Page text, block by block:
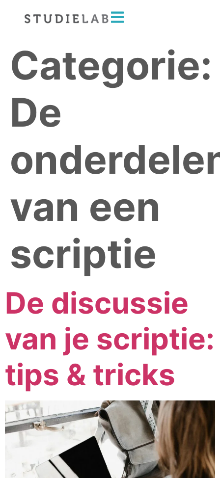
Categorie:
De
van een
scriptie
De discussie
van je scriptie:
tips & tricks